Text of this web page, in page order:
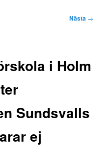
Nästa →
i Holm
Sundsvalls
ej